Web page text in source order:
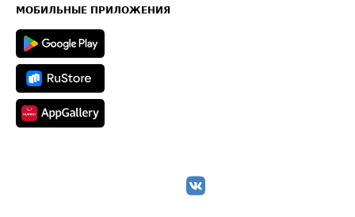
Техническая информация
МОБИЛЬНЫЕ ПРИЛОЖЕНИЯ